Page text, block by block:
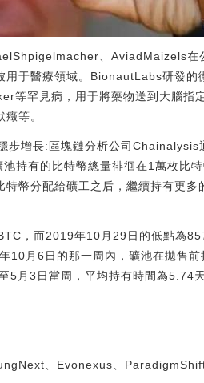
、AviadMaizels在
于醫療領域。BionautLabs研發的
等罕見病，用于將藥物送到大腦
等。
步增長:區塊鏈分析公司
持有的比特幣總量徘徊在1萬枚比
幣分配給礦工之后，繼續持有更
，而2019年10月29日的低點為
10月6日的那一周內，礦池在拋售
5月3日當周，平均持有時間為5.74
、Evonexus、